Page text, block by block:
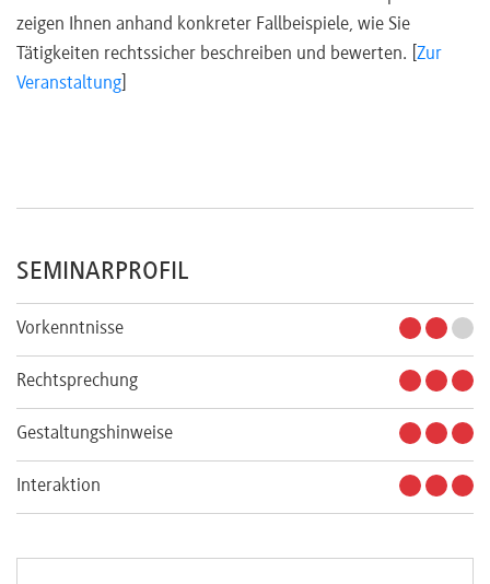
zeigen Ihnen anhand konkreter Fallbeispiele, wie Sie
Tätigkeiten rechtssicher beschreiben und bewerten. [ Zur
Veranstaltung
SEMINARPROFIL
Vorkenntnisse
Rechtsprechung
Gestaltungshinweise
Interaktion